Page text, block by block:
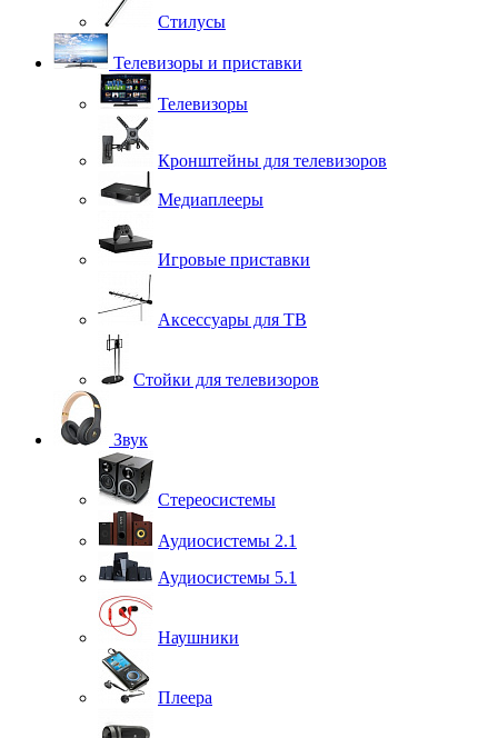
Стилусы
Телевизоры и приставки
Телевизоры
Кронштейны для телевизоров
Медиаплееры
Игровые приставки
Аксессуары для ТВ
Стойки для телевизоров
Звук
Стереосистемы
Аудиосистемы 2.1
Аудиосистемы 5.1
Наушники
Плеера